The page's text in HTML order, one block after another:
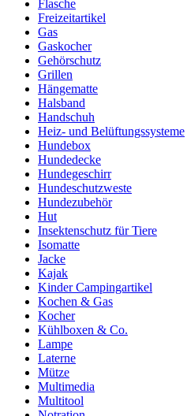
Flasche
Freizeitartikel
Gas
Gaskocher
Gehörschutz
Grillen
Hängematte
Halsband
Handschuh
Heiz- und Belüftungssysteme
Hundebox
Hundedecke
Hundegeschirr
Hundeschutzweste
Hundezubehör
Hut
Insektenschutz für Tiere
Isomatte
Jacke
Kajak
Kinder Campingartikel
Kochen & Gas
Kocher
Kühlboxen & Co.
Lampe
Laterne
Mütze
Multimedia
Multitool